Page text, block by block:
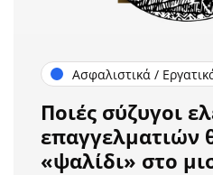
Ασφαλιστικά /
Ποιές σύζυγοι
επαγγελματιών
«ψαλίδι» στο